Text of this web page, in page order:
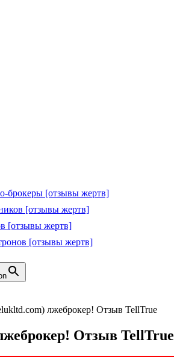
брокеры [отзывы жертв]
[отзывы жертв]
[отзывы жертв]
[отзывы жертв]
лжеброкер! Отзыв TellTrue
Отзыв TellTrue